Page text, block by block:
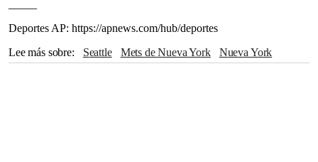
Deportes AP: https://apnews.com/hub/deportes
Lee más sobre
Seattle Mets de Nueva York Nueva York